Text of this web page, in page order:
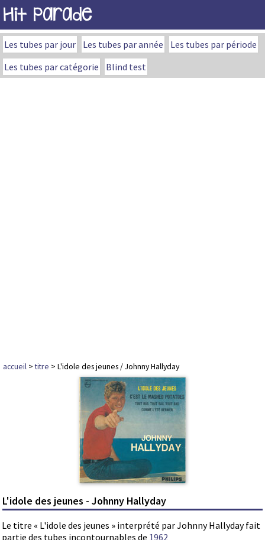
Hit Parade
Les tubes par jour Les tubes par année
Les tubes par période
Les tubes par catégorie
Blind test
accueil >titre > L'idole des jeunes / Johnny Hallyday
L'idole des jeunes - Johnny Hallyday
Le titre « L'idole des jeunes » interprété par Johnny Hallyday fait
partie des tubes incontournables de 1962